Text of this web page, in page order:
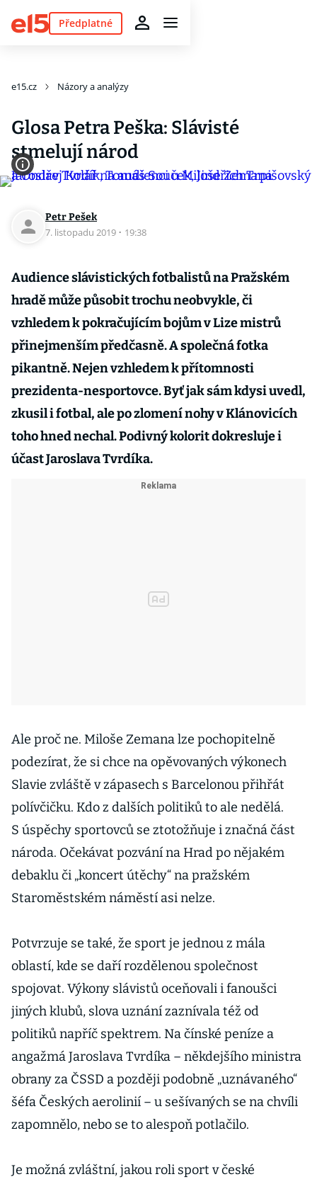
Předplatné
e15.cz Názory a analýzy
Glosa Petra Peška: Slávisté
stmelují národ
Petr Pešek
7. listopadu 2019 · 19:38
Audience slávistických fotbalistů na Pražském
hradě může působit trochu neobvykle, či
vzhledem k pokračujícím bojům v Lize mistrů
přinejmenším předčasně. A společná fotka
pikantně. Nejen vzhledem k přítomnosti
prezidenta-nesportovce. Byť jak sám kdysi uvedl,
zkusil i fotbal, ale po zlomení nohy v Klánovicích
toho hned nechal. Podivný kolorit dokresluje i
účast Jaroslava Tvrdíka.
Ale proč ne. Miloše Zemana lze pochopitelně
podezírat, že si chce na opěvovaných výkonech
Slavie zvláště v zápasech s Barcelonou přihřát
polívčičku. Kdo z dalších politiků to ale nedělá.
S úspěchy sportovců se ztotožňuje i značná část
národa. Očekávat pozvání na Hrad po nějakém
debaklu či „koncert útěchy“ na pražském
Staroměstském náměstí asi nelze.
Potvrzuje se také, že sport je jednou z mála
oblastí, kde se daří rozdělenou společnost
spojovat. Výkony slávistů oceňovali i fanoušci
jiných klubů, slova uznání zaznívala též od
politiků napříč spektrem. Na čínské peníze a
angažmá Jaroslava Tvrdíka – někdejšího ministra
obrany za ČSSD a později podobně „uznávaného“
šéfa Českých aerolinií – u sešívaných se na chvíli
zapomnělo, nebo se to alespoň potlačilo.
Je možná zvláštní, jakou roli sport v české